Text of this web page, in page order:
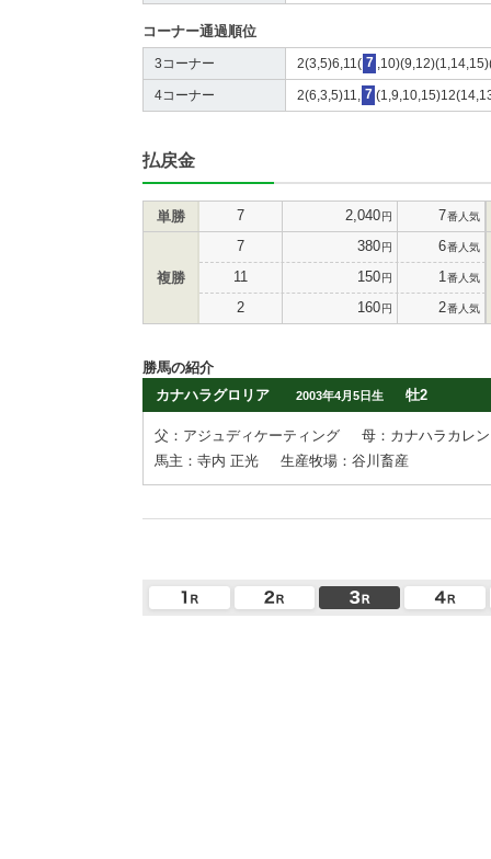
コーナー通過順位
3コーナー 2(3,5)6,11( 7
4コーナー 2(6,3,5)11, 7
払戻金
単勝 7 2,040円 7番人気
複勝
7 380円 6番人気
11 150円 1 番人気
2 160円 2番人気
勝馬の紹介
カナハラグロリア
2003年4月5日生 牡2
父：アジュディケーティング
母：カナハラカレン
馬主：寺内 正光
生産牧場：谷川畜産